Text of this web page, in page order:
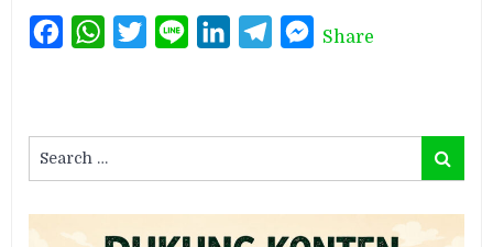
FacebookWhatsAppTwitterLine LinkedInTelegramMessenger
Share
for:
Search